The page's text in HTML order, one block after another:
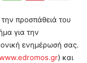
την προσπάθειά του
για την
ενημέρωσή σας.
) και